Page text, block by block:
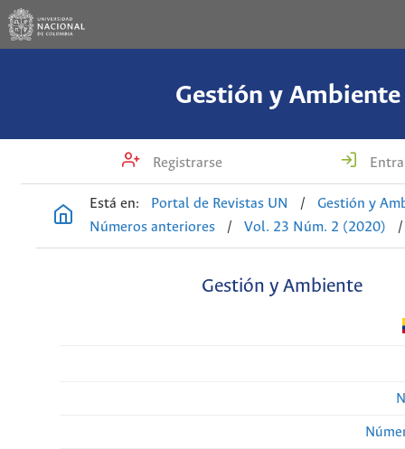
Gestión y Ambiente
Registrarse
Está en: Portal de Revistas UN /
Gestión y
Números anteriores
/ Vol. 23 Núm. 2 (2020) /
Gestión y Ambiente